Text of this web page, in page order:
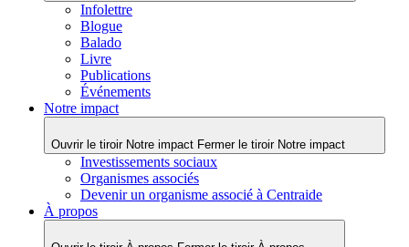
Infolettre
Blogue
Balado
Livre
Publications
Événements
Notre impact
Ouvrir le tiroir Notre impact Fermer le tiroir Notre impact
Investissements sociaux
Organismes associés
Devenir un organisme associé à Centraide
À propos